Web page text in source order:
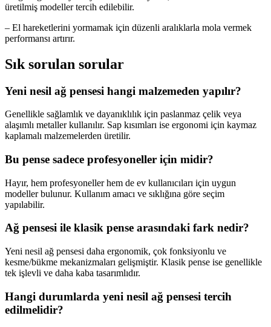
üretilmiş modeller tercih edilebilir.
– El hareketlerini yormamak için düzenli aralıklarla mola vermek
performansı artırır.
Sık sorulan sorular
Yeni nesil ağ pensesi hangi malzemeden yapılır?
Genellikle sağlamlık ve dayanıklılık için paslanmaz çelik veya
alaşımlı metaller kullanılır. Sap kısımları ise ergonomi için kaymaz
kaplamalı malzemelerden üretilir.
Bu pense sadece profesyoneller için midir?
Hayır, hem profesyoneller hem de ev kullanıcıları için uygun
modeller bulunur. Kullanım amacı ve sıklığına göre seçim
yapılabilir.
Ağ pensesi ile klasik pense arasındaki fark nedir?
Yeni nesil ağ pensesi daha ergonomik, çok fonksiyonlu ve
kesme/bükme mekanizmaları gelişmiştir. Klasik pense ise genellikle
tek işlevli ve daha kaba tasarımlıdır.
Hangi durumlarda yeni nesil ağ pensesi tercih
edilmelidir?